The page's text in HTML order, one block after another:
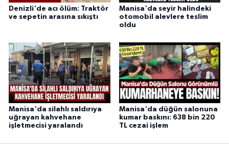
Denizli'de acı ölüm: Traktör
ve sepetin arasına sıkıştı
Manisa'da seyir halindeki
otomobil alevlere teslim
oldu
Manisa'da silahlı saldırıya
uğrayan kahvehane
işletmecisi yaralandı
Manisa'da düğün salonuna
kumar baskını: 638 bin 220
TL cezai işlem